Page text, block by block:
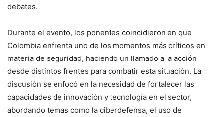
debates.
Durante el evento, los ponentes coincidieron en que
Colombia enfrenta uno de los momentos más críticos en
materia de seguridad, haciendo un llamado a la acción
desde distintos frentes para combatir esta situación. La
discusión se enfocó en la necesidad de fortalecer las
capacidades de innovación y tecnología en el sector,
abordando temas como la ciberdefensa, el uso de